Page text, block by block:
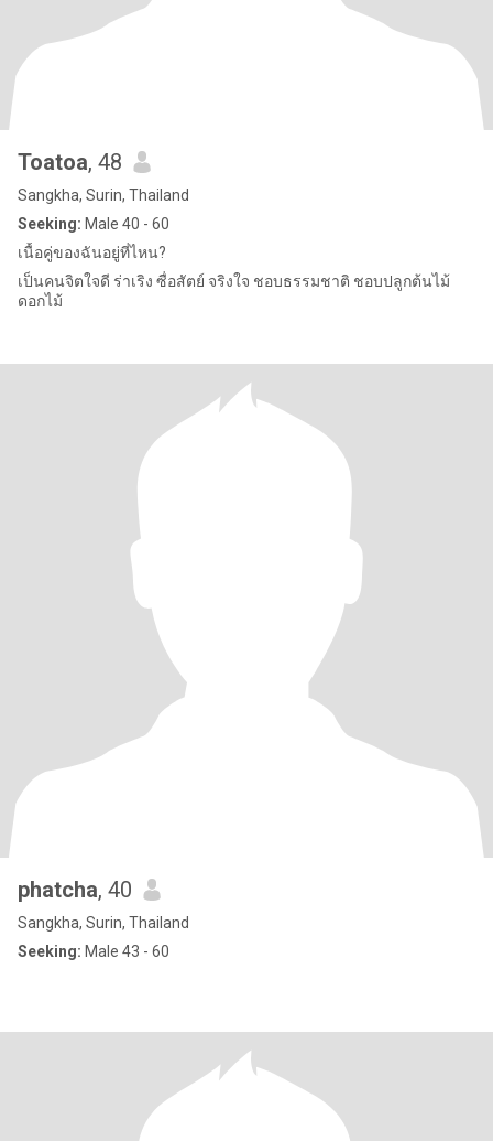
Toatoa, 48
Sangkha, Surin, Thailand
Seeking: Male 40 - 60
เนื้อคู่ของฉันอยู่ที่ไหน?
เป็นคนจิตใจดี ร่าเริง ซื่อสัตย์ จริงใจ ชอบธรรมชาติ ชอบปลูกต้นไม้
ดอกไม้
phatcha, 40
Sangkha, Surin, Thailand
Seeking: Male 43 - 60